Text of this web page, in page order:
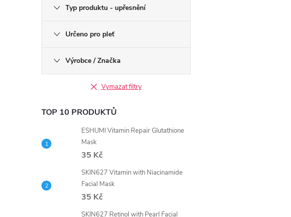
Typ produktu - upřesnění
Určeno pro pleť
Výrobce / Značka
Vymazat filtry
TOP 10 PRODUKTŮ
ESHUMI Vitamin Repair Glutathione
Mask
35 Kč
SKIN627 Vitamin with Niacinamide
Facial Mask
35 Kč
SKIN627 Retinol with Pearl Facial